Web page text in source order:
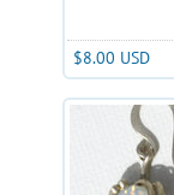
$8.00 USD